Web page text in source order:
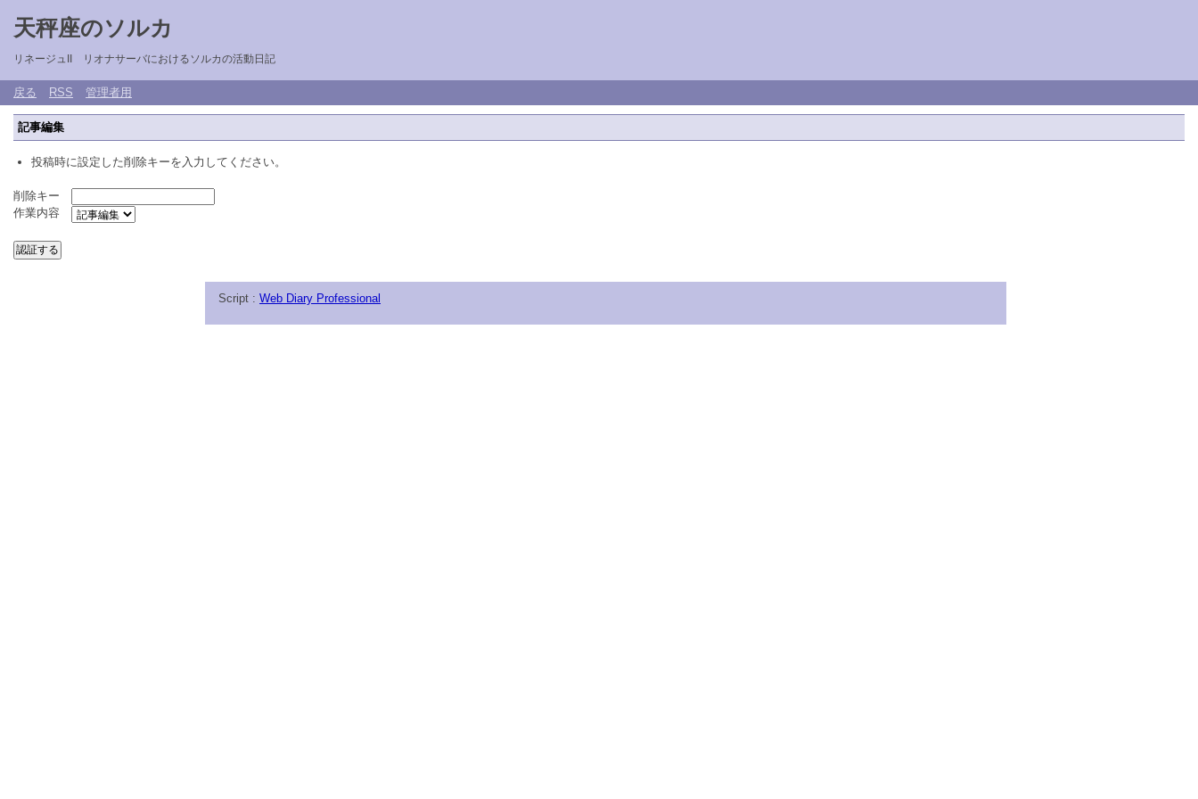
天秤座のソルカ
リネージュII リオナサーバにおけるソルカの活動日記
戻る RSS 管理者用
記事編集
投稿時に設定した削除キーを入力してください。
削除キー
作業内容
Script : Web Diary Professional